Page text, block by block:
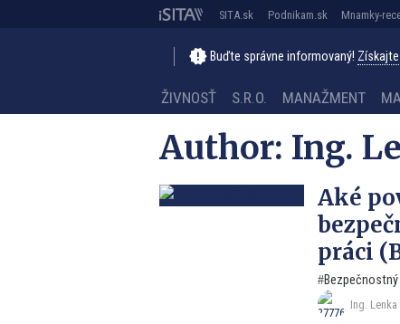
SITA.sk Podnikam.sk Mnamky-
Buďte správne informovaný!
ŽIVNOSŤ S.R.O. MANAŽMENT
Author: Ing.
Aké
práci
Ing.